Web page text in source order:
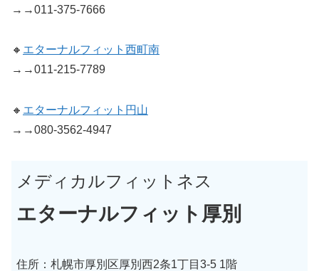
→→011-375-7666
🔸 エターナルフィット西町南
→→011-215-7789
🔸 エターナルフィット円山
→→080-3562-4947
メディカルフィットネス
エターナルフィット厚別
住所：札幌市厚別区厚別西2条1丁目3-5 1階